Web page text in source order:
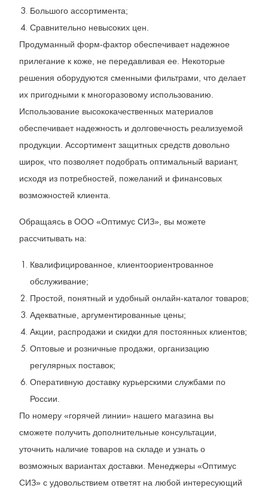
Большого ассортимента;
Сравнительно невысоких цен.
Продуманный форм-фактор обеспечивает надежное
прилегание к коже, не передавливая ее. Некоторые
решения оборудуются сменными фильтрами, что делает
их пригодными к многоразовому использованию.
Использование высококачественных материалов
обеспечивает надежность и долговечность реализуемой
продукции. Ассортимент защитных средств довольно
широк, что позволяет подобрать оптимальный вариант,
исходя из потребностей, пожеланий и финансовых
возможностей клиента.
Обращаясь в ООО «Оптимус СИЗ», вы можете
рассчитывать на:
Квалифицированное, клиентоориентрованное
обслуживание;
Простой, понятный и удобный онлайн-каталог товаров;
Адекватные, аргументированные цены;
Акции, распродажи и скидки для постоянных клиентов;
Оптовые и розничные продажи, организацию
регулярных поставок;
Оперативную доставку курьерскими службами по
России.
По номеру «горячей линии» нашего магазина вы
сможете получить дополнительные консультации,
уточнить наличие товаров на складе и узнать о
возможных вариантах доставки. Менеджеры «Оптимус
СИЗ» с удовольствием ответят на любой интересующий